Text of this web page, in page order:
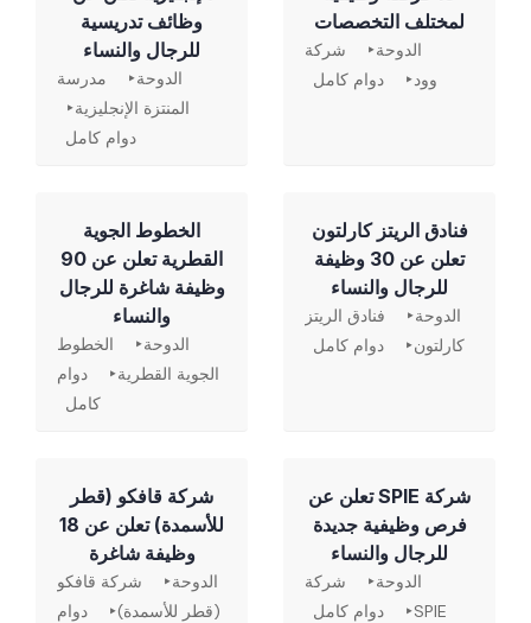
لمختلف التخصصات
الدوحة
شركة
وود
دوام كامل
وظائف تدريسية
للرجال والنساء
الدوحة
مدرسة
المنتزة الإنجليزية
دوام كامل
فنادق الريتز كارلتون
تعلن عن 30 وظيفة
للرجال والنساء
الدوحة
فنادق الريتز
كارلتون
دوام كامل
الخطوط الجوية
القطرية تعلن عن 90
وظيفة شاغرة للرجال
والنساء
الدوحة
الخطوط
الجوية القطرية
دوام
كامل
شركة SPIE تعلن عن
فرص وظيفية جديدة
للرجال والنساء
الدوحة
شركة
SPIE
دوام كامل
شركة قافكو (قطر
للأسمدة) تعلن عن 18
وظيفة شاغرة
الدوحة
شركة قافكو
(قطر للأسمدة)
دوام